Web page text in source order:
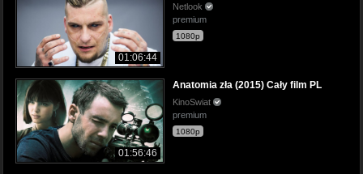
01:06:44
Netlook
premium
1080p
01:56:46
Anatomia zła (2015) Cały film PL
KinoSwiat
premium
1080p